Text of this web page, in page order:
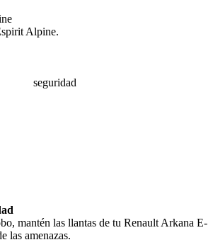
Alpine.
seguridad
mantén las llantas de tu Renault Arkana E-
las amenazas.